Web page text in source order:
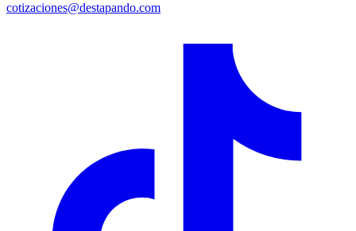
cotizaciones@destapando.com